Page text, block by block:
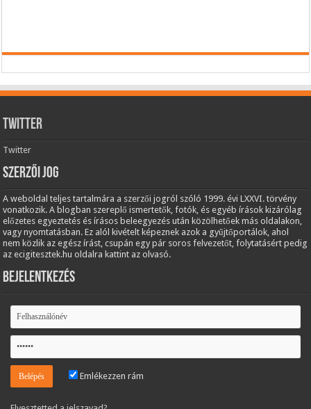
Twitter
Twitter
Szerzői jog
A weboldal teljes tartalmára a szerzői jogról szóló 1999. évi LXXVI. törvény
vonatkozik. A blogban szereplő ismertetők, fotók, és egyéb írások kizárólag
előzetes egyeztetés és írásos beleegyezés után közölhetőek más oldalakon,
vagy nyomtatásban. Ez alól kivételt képeznek azok a gyűjtőportálok, ahol
nem közlik az egész írást, csupán egy pár soros felvezetőt, folytatásért pedig
az ecigitesztek.hu oldalra kattint az olvasó.
Bejelentkezés
Emlékezzen rám